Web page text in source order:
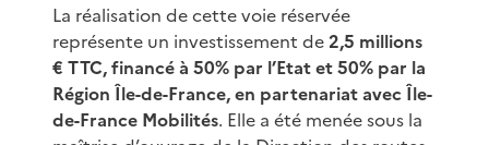
La réalisation de cette voie réservée
représente un investissement de2,5 millions
€ TTC, financé à 50% par l’Etat et 50% par la
Région Île-de-France, en partenariat avec Île-
de-France Mobilités. Elle a été menée sous la